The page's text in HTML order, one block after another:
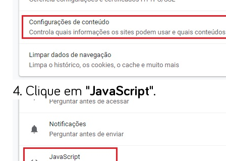
4. Clique em "JavaScript".